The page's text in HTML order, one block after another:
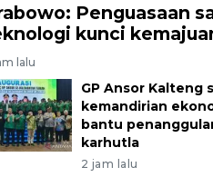
Penguasaan
kunci
lalu
GP Ansor Kalteng
kemandirian
bantu
karhutla
2 jam lalu